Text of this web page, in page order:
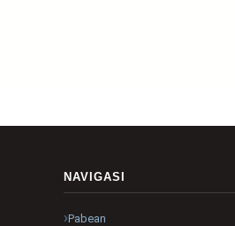
NAVIGASI
Pabean